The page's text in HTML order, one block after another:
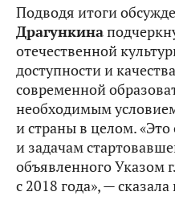
Подводя итоги
Драгункина
отечественной
доступности и
современной
необходимым
и страны в целом. «Это
и задачам
объявленного Указом
с 2018 года», —